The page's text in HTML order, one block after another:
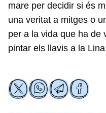
mare per decidir si és
una veritat a mitges o
per a la vida que ha de
pintar els llavis a la